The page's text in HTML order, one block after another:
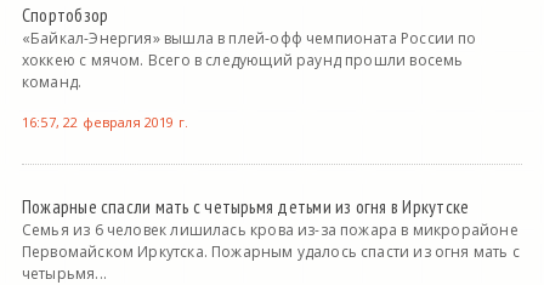
Спортобзор
«Байкал-Энергия» вышла в плей-офф чемпионата России по
хоккею с мячом. Всего в следующий раунд прошли восемь
команд.
16:57, 22 февраля 2019 г.
Пожарные спасли мать с четырьмя детьми из огня в Иркутске
Семья из 6 человек лишилась крова из-за пожара в микрорайоне
Первомайском Иркутска. Пожарным удалось спасти из огня мать с
четырьмя...